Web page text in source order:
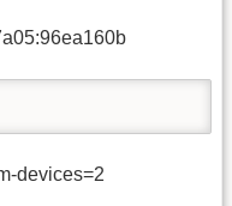
devices=2